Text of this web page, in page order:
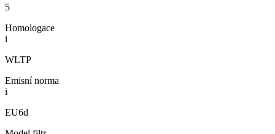
5
Homologace
i
WLTP
Emisní norma
i
EU6d